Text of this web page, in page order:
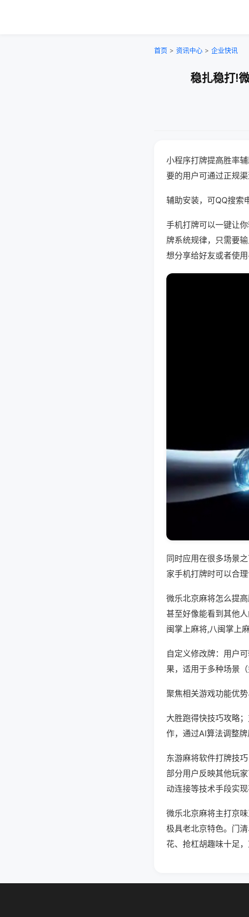
首页 > 资讯中心 > 企业快讯
稳扎稳打!
小程序打牌提高胜率
要的用户可通过正规渠
辅助安装，可QQ搜
手机打牌可以一键让
牌系统规律，只需要
想分享给好友或者使
同时应用在很多场景
家手机打牌时可以合
微乐北京麻将怎么提
甚至好像能看到其他
闽掌上麻将,八闽掌上
自定义修改牌：用户
果，适用于多种场景
聚焦相关游戏功能优势
大胜跑得快技巧攻略
作，通过AI算法调整牌
东游麻将软件打牌技巧
部分用户反映其他玩
动连接等技术手段实现
微乐北京麻将主打京
极具老北京特色。门
花、抢杠胡趣味十足